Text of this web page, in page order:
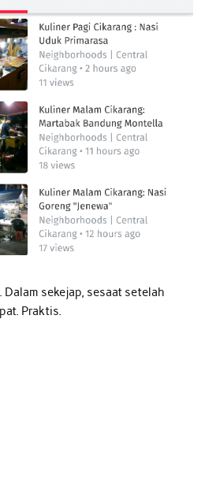
sekejap, sesaat setelah
Praktis.